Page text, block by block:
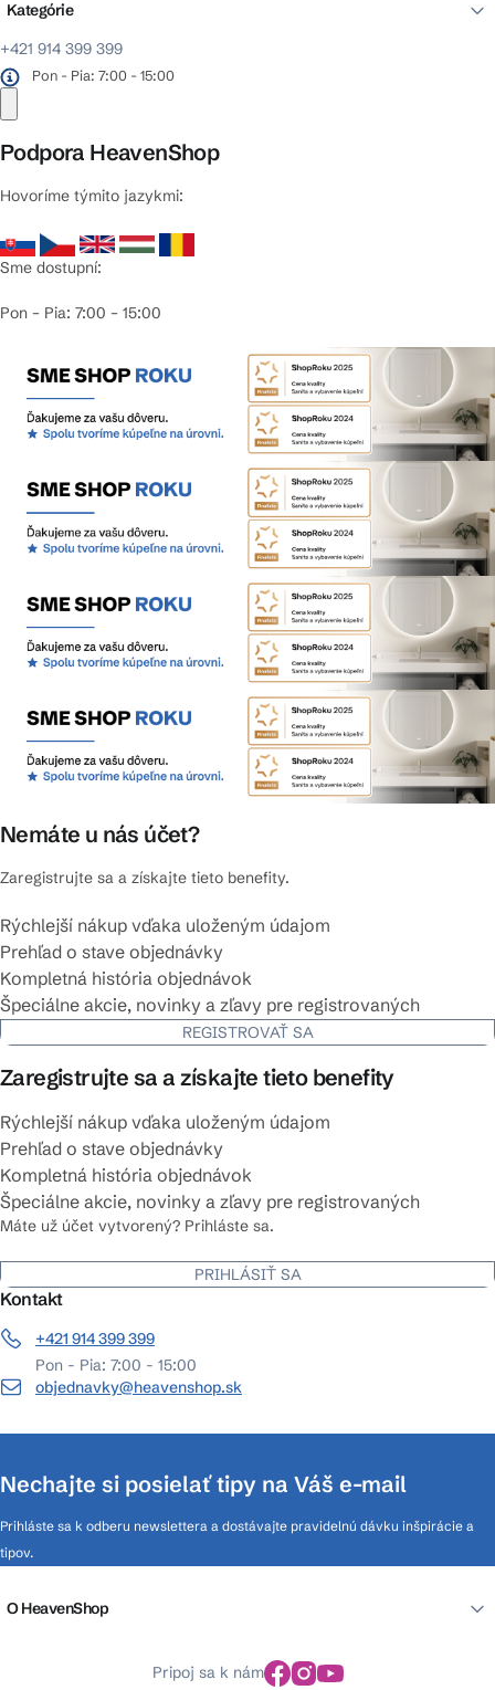
+421 914 399 399
Pon - Pia: 7:00 - 15:00
Podpora HeavenShop
Hovoríme týmito jazykmi:
Sme dostupní:
Pon – Pia: 7:00 – 15:00
Nemáte u nás účet?
Zaregistrujte sa a získajte tieto benefity.
Rýchlejší nákup vďaka uloženým údajom
Prehľad o stave objednávky
Kompletná história objednávok
Špeciálne akcie, novinky a zľavy pre registrovaných
REGISTROVAŤ SA
Zaregistrujte sa a získajte tieto benefity
Rýchlejší nákup vďaka uloženým údajom
Prehľad o stave objednávky
Kompletná história objednávok
Špeciálne akcie, novinky a zľavy pre registrovaných
Máte už účet vytvorený? Prihláste sa.
PRIHLÁSIŤ SA
Kontakt
+421 914 399 399
Pon - Pia: 7:00 - 15:00
objednavky@heavenshop.sk
Nechajte si posielať tipy na Váš e-mail
Prihláste sa k odberu newslettera a dostávajte pravidelnú dávku inšpirácie a
tipov.
O HeavenShop
Pripoj sa k nám
Kategórie